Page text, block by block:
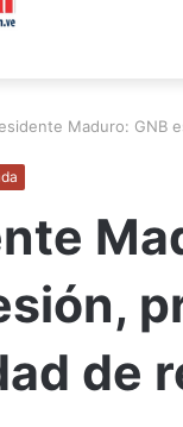
Maduro: GNB
de